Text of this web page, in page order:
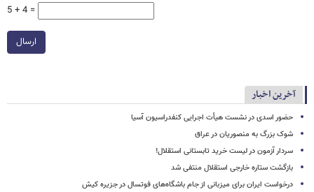
5 + 4 =
ارسال
آخرین اخبار
حضور اسدی در نشست هیأت اجرایی کنفدراسیون آسیا
شوک بزرگ به منصوریان در عراق
سردار آزمون در لیست خرید تابستانی استقلال!
بازگشت ستاره خارجی استقلال منتفی شد
درخواست ایران برای میزبانی از جام باشگاه‌های فوتسال در جزیره کیش